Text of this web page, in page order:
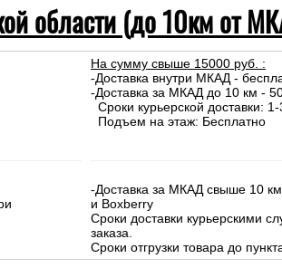
области (до 10км от
На сумму свыше 15000 руб. :
-Доставка внутри МКАД -
-Доставка за МКАД до 10 км -
Сроки курьерской доставки: 1-
Подъем на этаж: Бесплатно
-Доставка за МКАД свыше 10
и Boxberry
Сроки доставки курьерскими
заказа.
Сроки отгрузки товара до